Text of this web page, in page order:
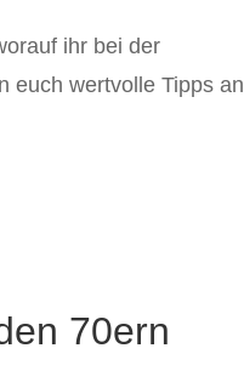
ihr bei der
euch wertvolle Tipps an
70ern